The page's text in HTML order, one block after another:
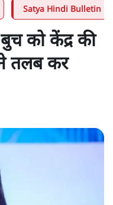
Satya Hindi Bulletin
को केंद्र की
तलब कर